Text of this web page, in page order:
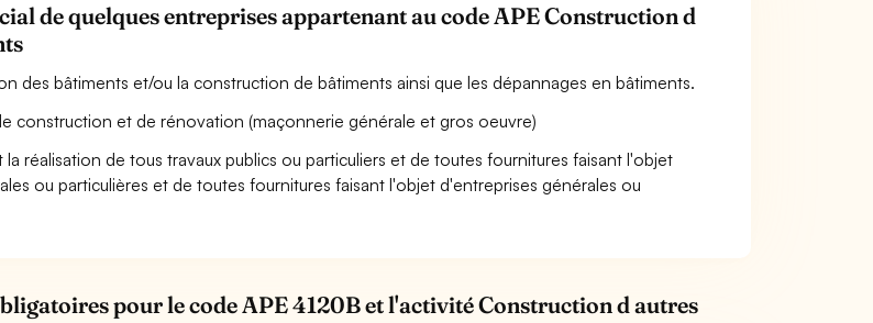
de quelques entreprises appartenant au code APE Construction d
des bâtiments et/ou la construction de bâtiments ainsi que les dépannages en bâtiments.
construction et de rénovation (maçonnerie générale et gros oeuvre)
la réalisation de tous travaux publics ou particuliers et de toutes fournitures faisant l'objet
ou particulières et de toutes fournitures faisant l'objet d'entreprises générales ou
pour le code APE 4120B et l'activité Construction d autres